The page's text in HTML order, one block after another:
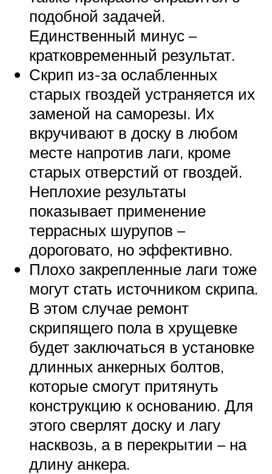
подобной задачей.
Единственный минус –
кратковременный результат.
Скрип из-за ослабленных
старых гвоздей устраняется их
заменой на саморезы. Их
вкручивают в доску в любом
месте напротив лаги, кроме
старых отверстий от гвоздей.
Неплохие результаты
показывает применение
террасных шурупов –
дороговато, но эффективно.
Плохо закрепленные лаги тоже
могут стать источником скрипа.
В этом случае ремонт
скрипящего пола в хрущевке
будет заключаться в установке
длинных анкерных болтов,
которые смогут притянуть
конструкцию к основанию. Для
этого сверлят доску и лагу
насквозь, а в перекрытии – на
длину анкера.